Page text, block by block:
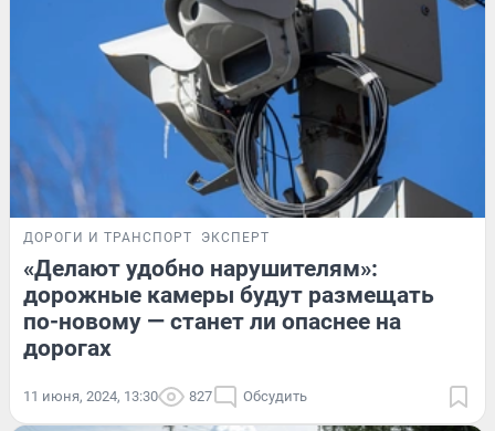
ДОРОГИ И ТРАНСПОРТ ЭКСПЕРТ
«Делают удобно нарушителям»:
дорожные камеры будут размещать
по-новому — станет ли опаснее на
дорогах
11 июня, 2024, 13:30 827 Обсудить